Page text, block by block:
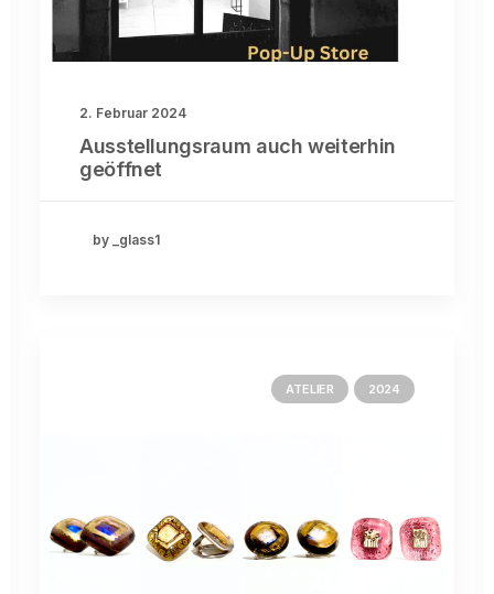
2. Februar 2024
Ausstellungsraum auch weiterhin
geöffnet
by _glass1
ATELIER 2024